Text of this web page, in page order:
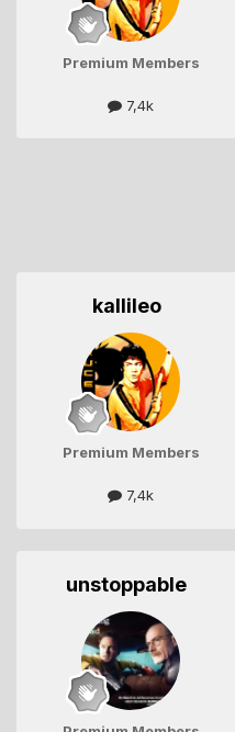
Premium Members
7,4k
kallileo
Premium Members
7,4k
unstoppable